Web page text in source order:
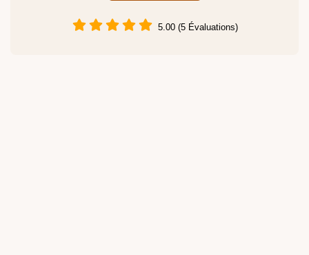
5.00 (5 Évaluations)